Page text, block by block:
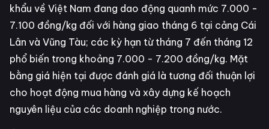
khẩu về Việt Nam đang dao động quanh mức 7.000 -
7.100 đồng/kg đối với hàng giao tháng 6 tại cảng Cái
Lân và Vũng Tàu; các kỳ hạn từ tháng 7 đến tháng 12
phổ biến trong khoảng 7.000 - 7.200 đồng/kg. Mặt
bằng giá hiện tại được đánh giá là tương đối thuận lợi
cho hoạt động mua hàng và xây dựng kế hoạch
nguyên liệu của các doanh nghiệp trong nước.